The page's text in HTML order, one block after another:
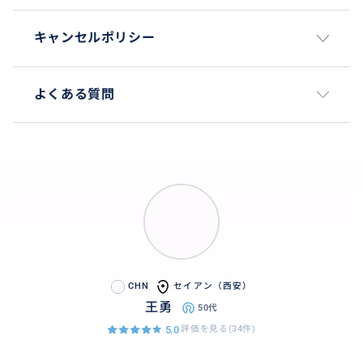
キャンセルポリシー
よくある質問
CHN セイアン（西安）
王勇 50代
5.0評価を見る(34件)